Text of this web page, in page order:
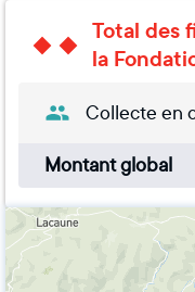
Total des
la
Collecte en
Montant global